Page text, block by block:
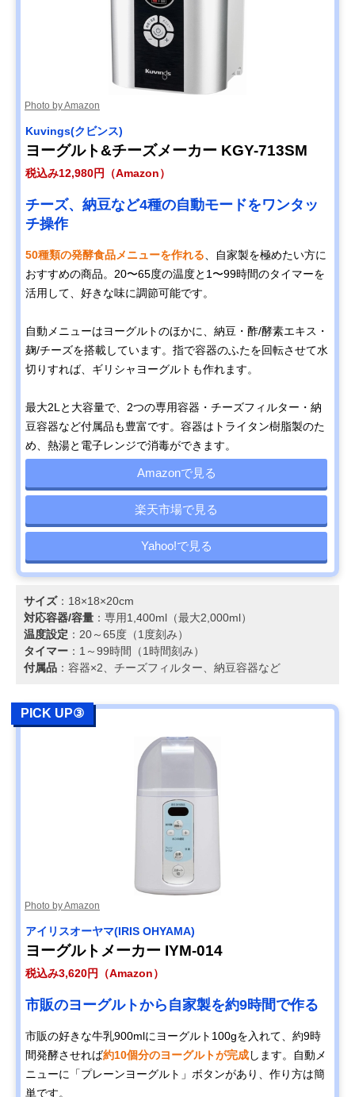
Photo by Amazon
Kuvings(クビンス)
ヨーグルト&チーズメーカー KGY-713SM
税込み12,980円（Amazon）
チーズ、納豆など4種の自動モードをワンタッ
チ操作
50種類の発酵食品メニューを作れる 、自家製を極めたい方に
おすすめの商品。20〜65度の温度と1〜99時間のタイマーを
活用して、好きな味に調節可能です。
自動メニューはヨーグルトのほかに、納豆・酢/酵素エキス・
麹/チーズを搭載しています。指で容器のふたを回転させて水
切りすれば、ギリシャヨーグルトも作れます。
最大2Lと大容量で、2つの専用容器・チーズフィルター・納
豆容器など付属品も豊富です。容器はトライタン樹脂製のた
め、熱湯と電子レンジで消毒ができます。
Amazonで見る
楽天市場で見る
Yahoo!で見る
サイズ：18×18×20cm
対応容器/容量 ：専用1,400ml（最大2,000ml）
温度設定 ：20～65度（1度刻み）
タイマー ：1～99時間（1時間刻み）
付属品 ：容器×2、チーズフィルター、納豆容器など
PICK UP③
Photo by Amazon
アイリスオーヤマ(IRIS OHYAMA)
ヨーグルトメーカー ‎IYM-014
税込み3,620円（Amazon）
市販のヨーグルトから自家製を約9時間で作る
市販の好きな牛乳900mlにヨーグルト100gを入れて、約9時
間発酵させれば約10個分のヨーグルトが完成します。自動メ
ニューに「プレーンヨーグルト」ボタンがあり、作り方は簡
単です。